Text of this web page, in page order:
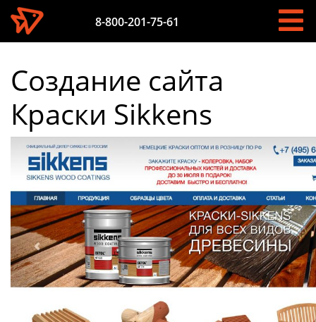
8-800-201-75-61
Создание сайта
Краски Sikkens